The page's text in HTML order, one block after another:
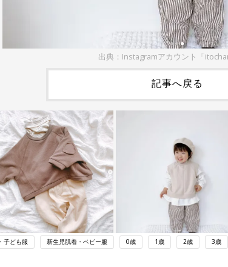
出典：Instagramアカウント「
記事へ戻る
子ども服 新生児肌着・ベビー服 0歳 1歳 2歳 3歳